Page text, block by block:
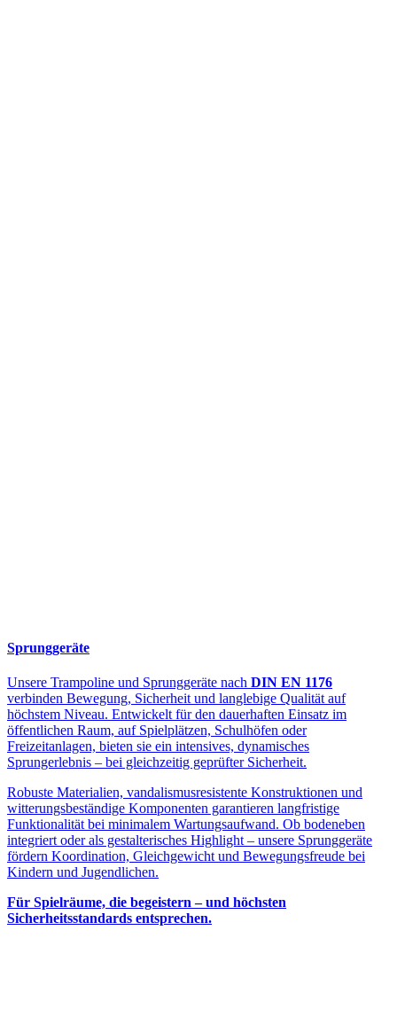
Sprunggeräte
Unsere Trampoline und Sprunggeräte nach DIN EN 1176
verbinden Bewegung, Sicherheit und langlebige Qualität auf
höchstem Niveau. Entwickelt für den dauerhaften Einsatz im
öffentlichen Raum, auf Spielplätzen, Schulhöfen oder
Freizeitanlagen, bieten sie ein intensives, dynamisches
Sprungerlebnis – bei gleichzeitig geprüfter Sicherheit.
Robuste Materialien, vandalismusresistente Konstruktionen und
witterungsbeständige Komponenten garantieren langfristige
Funktionalität bei minimalem Wartungsaufwand. Ob bodeneben
integriert oder als gestalterisches Highlight – unsere Sprunggeräte
fördern Koordination, Gleichgewicht und Bewegungsfreude bei
Kindern und Jugendlichen.
Für Spielräume, die begeistern – und höchsten
Sicherheitsstandards entsprechen.